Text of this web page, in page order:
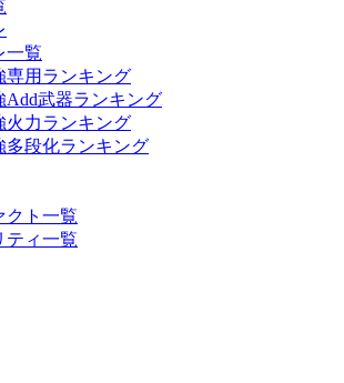
一覧
専用ランキング
Add武器ランキング
火力ランキング
多段化ランキング
クト一覧
ティ一覧